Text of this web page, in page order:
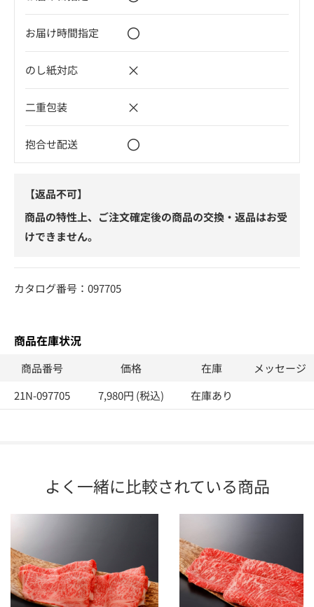
お届け時間指定 〇
のし紙対応 ×
二重包装 ×
抱合せ配送 〇
【返品不可】
商品の特性上、ご注文確定後の商品の交換・返品はお受
けできません。
カタログ番号：097705
商品在庫状況
商品番号 価格 在庫
メッセージ
21N-097705
7,980円 (税込) 在庫あり
よく一緒に比較されている商品